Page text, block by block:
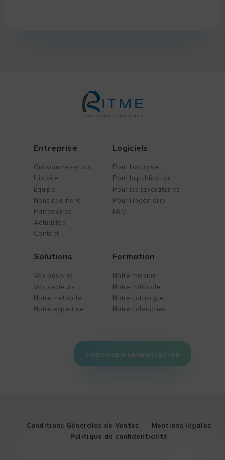
Entreprise
Qui sommes-nous
Histoire
Équipe
Nous rejoindre
Partenaires
Actualités
Contact
Logiciels
Pour l’analyse
Pour la publication
Pour les laboratoires
Pour l’ingénierie
FAQ
Solutions
Vos besoins
Vos secteurs
Notre méthode
Notre expertise
Formation
Notre mission
Notre méthode
Notre catalogue
Notre calendrier
S'INSCRIRE À LA NEWSLETTER
Conditions Générales de Ventes
Mentions légales
Politique de confidentialité